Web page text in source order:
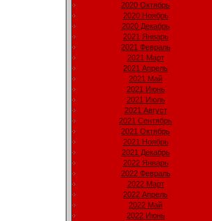
2020 Октябрь
2020 Ноябрь
2020 Декабрь
2021 Январь
2021 Февраль
2021 Март
2021 Апрель
2021 Май
2021 Июнь
2021 Июль
2021 Август
2021 Сентябрь
2021 Октябрь
2021 Ноябрь
2021 Декабрь
2022 Январь
2022 Февраль
2022 Март
2022 Апрель
2022 Май
2022 Июнь